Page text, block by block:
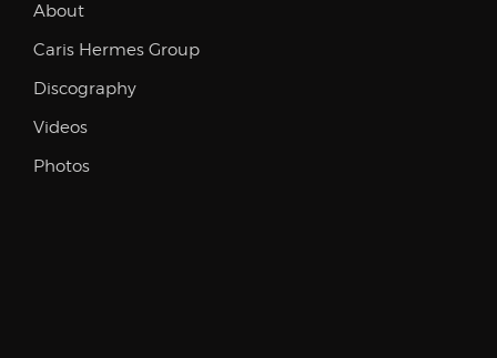
About
Caris Hermes Group
Discography
Videos
Photos